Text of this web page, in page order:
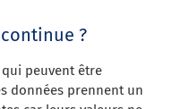
?
peuvent être
données prennent un